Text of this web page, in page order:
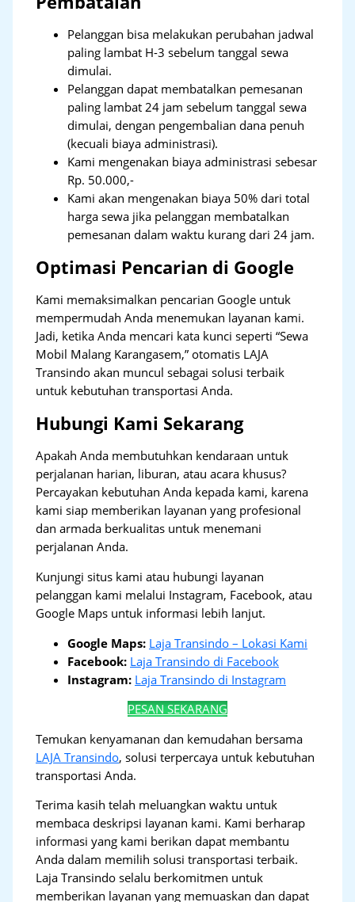
Pelanggan bisa melakukan perubahan jadwal
paling lambat H-3 sebelum tanggal sewa
dimulai.
Pelanggan dapat membatalkan pemesanan
paling lambat 24 jam sebelum tanggal sewa
dimulai, dengan pengembalian dana penuh
(kecuali biaya administrasi).
Kami mengenakan biaya administrasi sebesar
Rp. 50.000,-
Kami akan mengenakan biaya 50% dari total
harga sewa jika pelanggan membatalkan
pemesanan dalam waktu kurang dari 24 jam.
Optimasi Pencarian di Google
Kami memaksimalkan pencarian Google untuk
mempermudah Anda menemukan layanan kami.
Jadi, ketika Anda mencari kata kunci seperti “Sewa
Mobil Malang Karangasem,” otomatis LAJA
Transindo akan muncul sebagai solusi terbaik
untuk kebutuhan transportasi Anda.
Hubungi Kami Sekarang
Apakah Anda membutuhkan kendaraan untuk
perjalanan harian, liburan, atau acara khusus?
Percayakan kebutuhan Anda kepada kami, karena
kami siap memberikan layanan yang profesional
dan armada berkualitas untuk menemani
perjalanan Anda.
Kunjungi situs kami atau hubungi layanan
pelanggan kami melalui Instagram, Facebook, atau
Google Maps untuk informasi lebih lanjut.
Google Maps: Laja Transindo – Lokasi Kami
Facebook: Laja Transindo di Facebook
Instagram: Laja Transindo di Instagram
PESAN SEKARANG
Temukan kenyamanan dan kemudahan bersama
LAJA Transindo, solusi terpercaya untuk kebutuhan
transportasi Anda.
Terima kasih telah meluangkan waktu untuk
membaca deskripsi layanan kami. Kami berharap
informasi yang kami berikan dapat membantu
Anda dalam memilih solusi transportasi terbaik.
Laja Transindo selalu berkomitmen untuk
memberikan layanan yang memuaskan dan dapat